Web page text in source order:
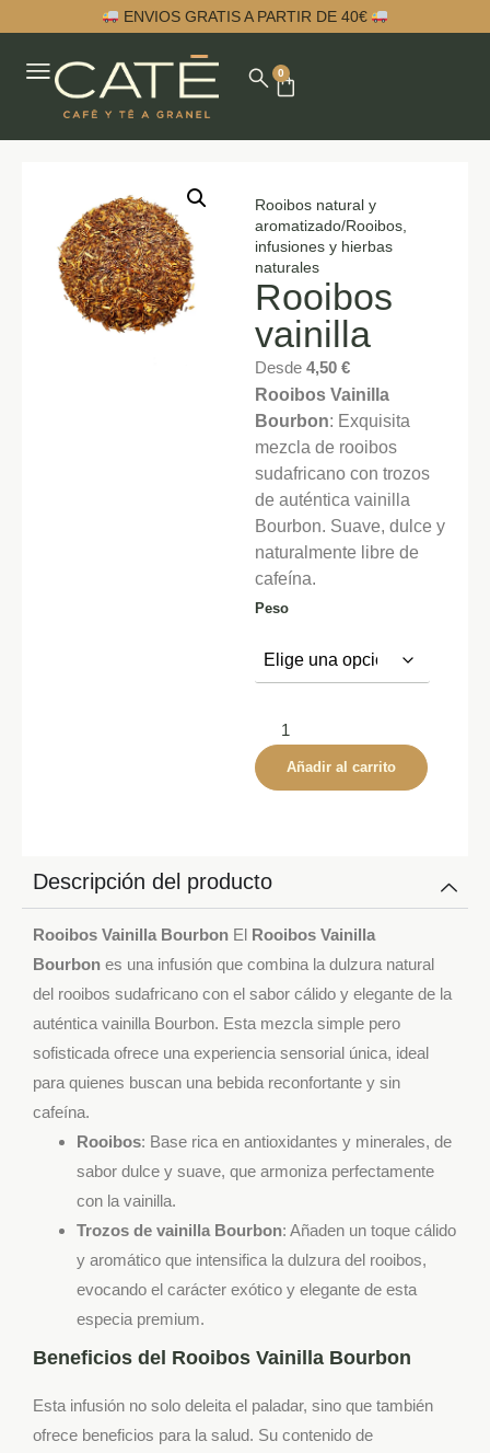
ENVIOS GRATIS A PARTIR DE 40€
0
Rooibos natural y
aromatizado/Rooibos,
infusiones y hierbas
naturales
Rooibos
vainilla
Desde4,50€
Rooibos Vainilla
Bourbon: Exquisita
mezcla de rooibos
sudafricano con trozos
de auténtica vainilla
Bourbon. Suave, dulce y
naturalmente libre de
cafeína.
Peso
Añadir al carrito
Descripción del producto
Rooibos Vainilla Bourbon El Rooibos Vainilla
Bourbon es una infusión que combina la dulzura natural
del rooibos sudafricano con el sabor cálido y elegante de la
auténtica vainilla Bourbon. Esta mezcla simple pero
sofisticada ofrece una experiencia sensorial única, ideal
para quienes buscan una bebida reconfortante y sin
cafeína.
Rooibos: Base rica en antioxidantes y minerales, de
sabor dulce y suave, que armoniza perfectamente
con la vainilla.
Trozos de vainilla Bourbon: Añaden un toque cálido
y aromático que intensifica la dulzura del rooibos,
evocando el carácter exótico y elegante de esta
especia premium.
Beneficios del Rooibos Vainilla Bourbon
Esta infusión no solo deleita el paladar, sino que también
ofrece beneficios para la salud. Su contenido de